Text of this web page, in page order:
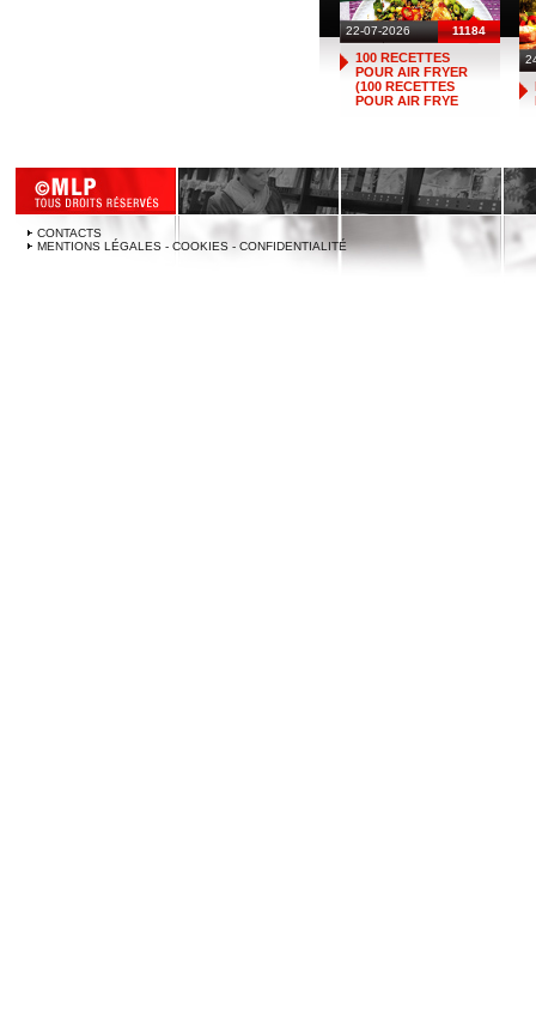
22-07-2026 11184
100 RECETTES
POUR AIR FRYER
(100 RECETTES
POUR AIR FRYE
CONTACTS
MENTIONS LÉGALES - COOKIES - CONFIDENTIALITÉ